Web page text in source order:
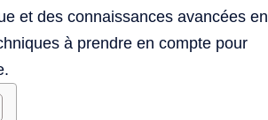
et des connaissances avancées en
à prendre en compte pour